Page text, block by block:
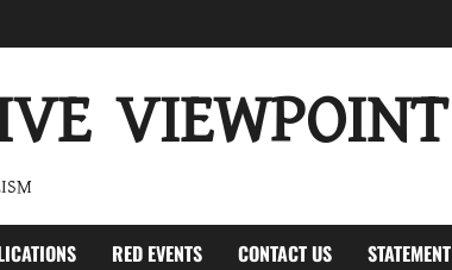
VIEWPOINT
RED EVENTS CONTACT US STATEMENT